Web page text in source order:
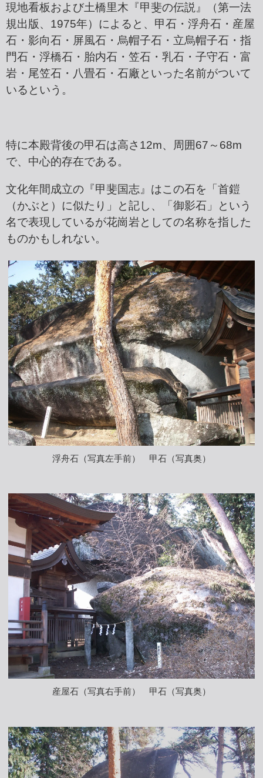
現地看板および土橋里木『甲斐の伝説』（第一法
規出版、1975年）によると、甲石・浮舟石・産屋
石・影向石・屏風石・烏帽子石・立烏帽子石・指
門石・浮橋石・胎内石・笠石・乳石・子守石・富
岩・尾笠石・八畳石・石廠といった名前がついて
いるという。
特に本殿背後の甲石は高さ12m、周囲67～68m
で、中心的存在である。
文化年間成立の『甲斐国志』はこの石を「首鎧
（かぶと）に似たり」と記し、「御影石」という
名で表現しているが花崗岩としての名称を指した
ものかもしれない。
浮舟石（写真左手前） 甲石（写真奥）
産屋石（写真右手前） 甲石（写真奥）